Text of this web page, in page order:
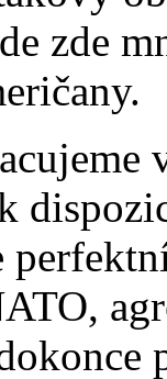
zde